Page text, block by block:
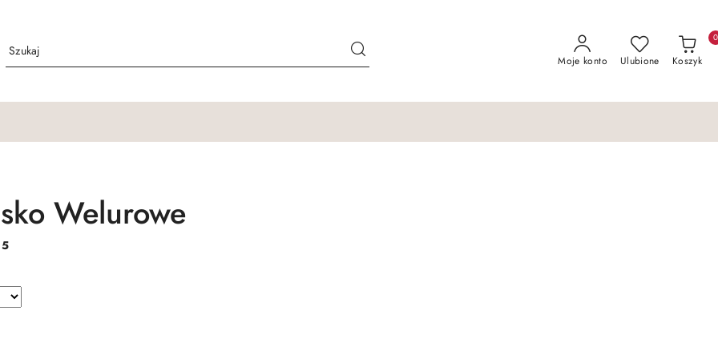
Moje konto Ulubione Koszyk
0
Welurowe
5